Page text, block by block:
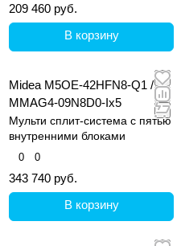
209 460 руб.
В корзину
Midea M5OE-42HFN8-Q1 /
MMAG4-09N8D0-Ix5
Мульти сплит-система с пятью
внутренними блоками
0 0
343 740 руб.
В корзину